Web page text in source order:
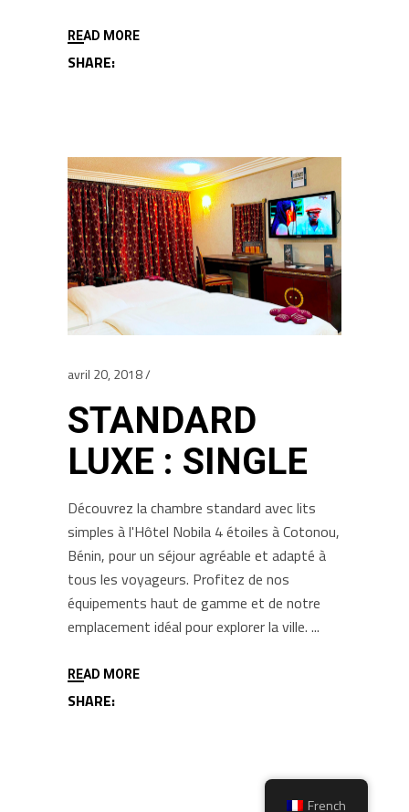
READ MORE
SHARE:
avril 20, 2018
STANDARD
LUXE : SINGLE
Découvrez la chambre standard avec lits
simples à l'Hôtel Nobila 4 étoiles à Cotonou,
Bénin, pour un séjour agréable et adapté à
tous les voyageurs. Profitez de nos
équipements haut de gamme et de notre
emplacement idéal pour explorer la ville.
READ MORE
SHARE:
French